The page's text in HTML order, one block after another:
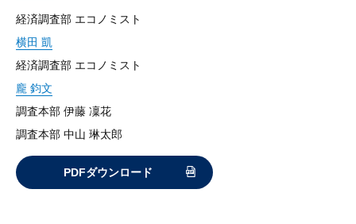
経済調査部 エコノミスト
横田 凱
経済調査部 エコノミスト
龐 鈞文
調査本部 伊藤 凜花
調査本部 中山 琳太郎
PDFダウンロード